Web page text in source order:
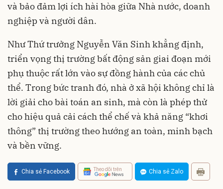
và bảo đảm lợi ích hài hòa giữa Nhà nước, doanh
nghiệp và người dân.
Như Thứ trưởng Nguyễn Văn Sinh khẳng định,
triển vọng thị trường bất động sản giai đoạn mới
phụ thuộc rất lớn vào sự đồng hành của các chủ
thể. Trong bức tranh đó, nhà ở xã hội không chỉ là
lời giải cho bài toán an sinh, mà còn là phép thử
cho hiệu quả cải cách thể chế và khả năng “khơi
thông” thị trường theo hướng an toàn, minh bạch
và bền vững.
Chia sẻ Facebook Theo dõi trên Chia sẻ Zalo